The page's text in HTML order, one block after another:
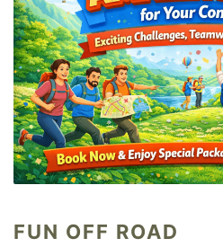
FUN OFF ROAD